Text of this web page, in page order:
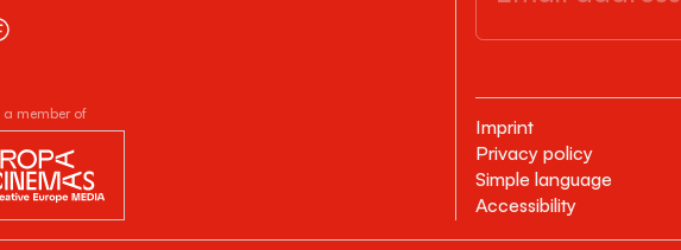
a member of
Imprint
Privacy policy
Simple language
Accessibility